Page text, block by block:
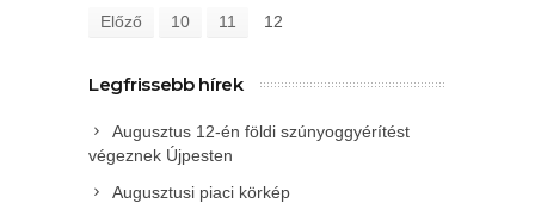
Előző 10 11 12
Legfrissebb hírek
Augusztus 12-én földi szúnyoggyérítést
végeznek Újpesten
Augusztusi piaci körkép